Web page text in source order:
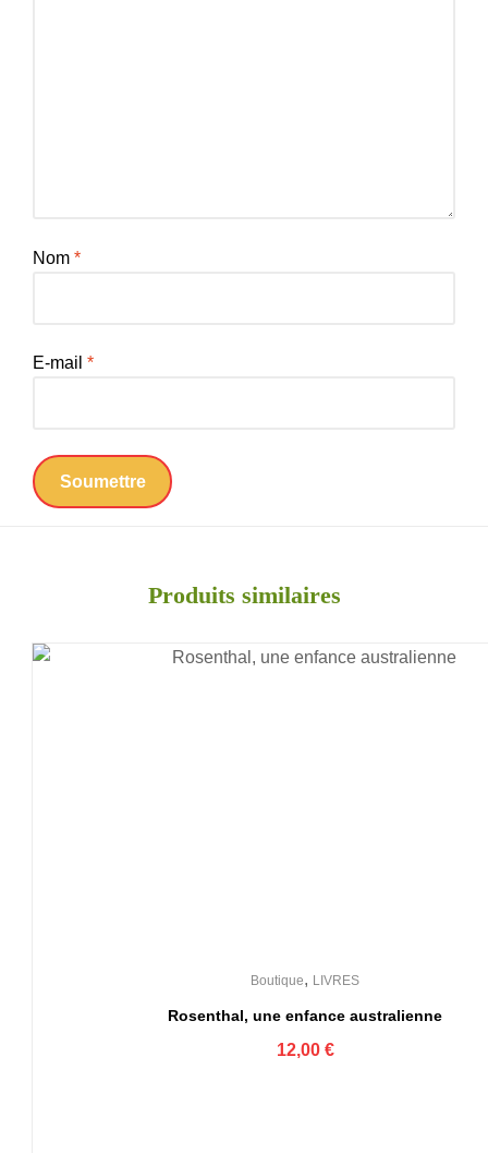
Nom *
E-mail *
Produits similaires
Boutique, LIVRES
Rosenthal, une enfance australienne
12,00 €